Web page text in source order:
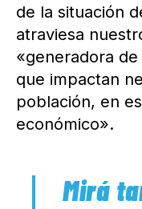
de la situación
atraviesa
«generadora
que impactan
población, en
económico».